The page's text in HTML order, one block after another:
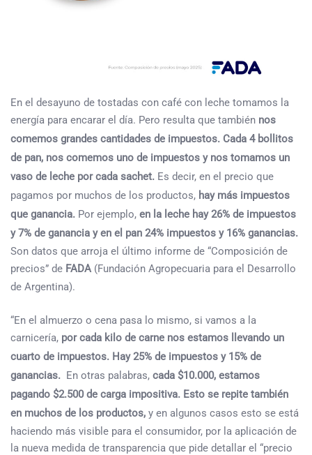
En el desayuno de tostadas con café con leche tomamos la
energía para encarar el día. Pero resulta que también nos
comemos grandes cantidades de impuestos. Cada 4 bollitos
de pan, nos comemos uno de impuestos y nos tomamos un
vaso de leche por cada sachet. Es decir, en el precio que
pagamos por muchos de los productos, hay más impuestos
que ganancia. Por ejemplo, en la leche hay 26% de impuestos
y 7% de ganancia y en el pan 24% impuestos y 16% ganancias.
Son datos que arroja el último informe de “Composición de
precios” de FADA (Fundación Agropecuaria para el Desarrollo
de Argentina).
“En el almuerzo o cena pasa lo mismo, si vamos a la
carnicería, por cada kilo de carne nos estamos llevando un
cuarto de impuestos. Hay 25% de impuestos y 15% de
ganancias. En otras palabras, cada $10.000, estamos
pagando $2.500 de carga impositiva. Esto se repite también
en muchos de los productos, y en algunos casos esto se está
haciendo más visible para el consumidor, por la aplicación de
la nueva medida de transparencia que pide detallar el “precio